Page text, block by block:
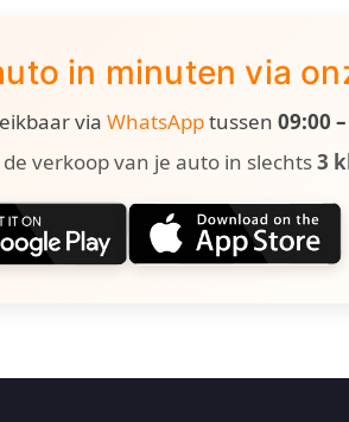
in minuten via
via WhatsApptussen 09:00
verkoop van je auto in slechts3